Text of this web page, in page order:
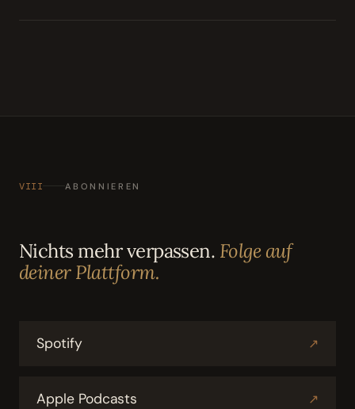
VIII ABONNIEREN
Nichts mehr verpassen. Folge auf
deiner Plattform.
Spotify ↗
Apple Podcasts ↗